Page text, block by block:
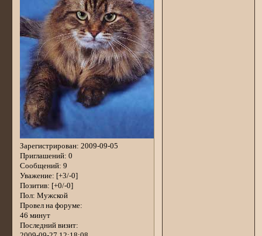
Зарегистрирован: 2009-09-05
Приглашений: 0
Сообщений: 9
Уважение: [+3/-0]
Позитив: [+0/-0]
Пол: Мужской
Провел на форуме:
46 минут
Последний визит: